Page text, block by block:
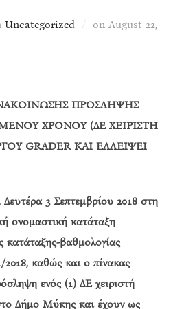
Uncategorized on Posted
August 22,
ΠΡΟΣΛΗΨΗΣ
ΧΡΟΝΟΥ (ΔΕ ΧΕΙΡΙΣΤΗ
GRADER ΚΑΙ ΕΛΛΕΙΨΕΙ
3 Σεπτεμβρίου 2018 στη
ονομαστική κατάταξη
κατάταξης-βαθμολογίας
καθώς και ο πίνακας
ενός (1) ΔΕ χειριστή
Δήμο Μύκης και έχουν ως